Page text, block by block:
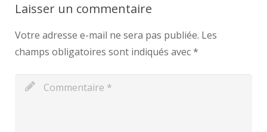
Laisser un commentaire
Votre adresse e-mail ne sera pas publiée. Les
champs obligatoires sont indiqués avec*